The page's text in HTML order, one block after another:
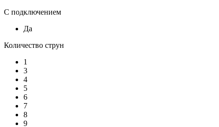
С подключением
Да
Количество струн
1
3
4
5
6
7
8
9